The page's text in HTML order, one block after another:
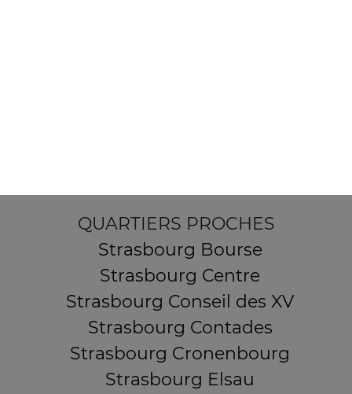
QUARTIERS PROCHES
Strasbourg Bourse
Strasbourg Centre
Strasbourg Conseil des XV
Strasbourg Contades
Strasbourg Cronenbourg
Strasbourg Elsau